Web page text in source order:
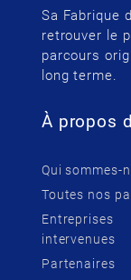
Sa Fabrique
retrouver le
parcours
long terme.
À propos
Qui sommes-
Toutes nos
Entreprises
intervenues
Partenaires